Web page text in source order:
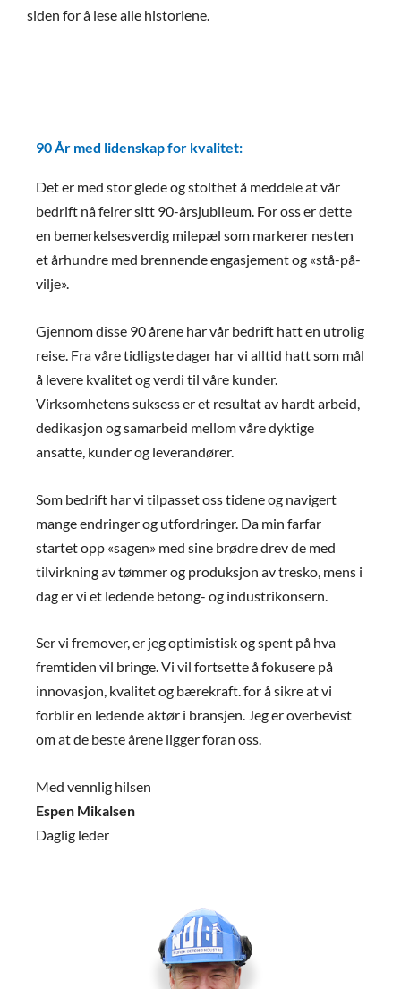
siden for å lese alle historiene.
90 År med lidenskap for kvalitet:
Det er med stor glede og stolthet å meddele at vår
bedrift nå feirer sitt 90-årsjubileum. For oss er dette
en bemerkelsesverdig milepæl som markerer nesten
et århundre med brennende engasjement og «stå-på-
vilje».
Gjennom disse 90 årene har vår bedrift hatt en utrolig
reise. Fra våre tidligste dager har vi alltid hatt som mål
å levere kvalitet og verdi til våre kunder.
Virksomhetens suksess er et resultat av hardt arbeid,
dedikasjon og samarbeid mellom våre dyktige
ansatte, kunder og leverandører.
Som bedrift har vi tilpasset oss tidene og navigert
mange endringer og utfordringer. Da min farfar
startet opp «sagen» med sine brødre drev de med
tilvirkning av tømmer og produksjon av tresko, mens i
dag er vi et ledende betong- og industrikonsern.
Ser vi fremover, er jeg optimistisk og spent på hva
fremtiden vil bringe. Vi vil fortsette å fokusere på
innovasjon, kvalitet og bærekraft. for å sikre at vi
forblir en ledende aktør i bransjen. Jeg er overbevist
om at de beste årene ligger foran oss.
Med vennlig hilsen
Espen Mikalsen
Daglig leder